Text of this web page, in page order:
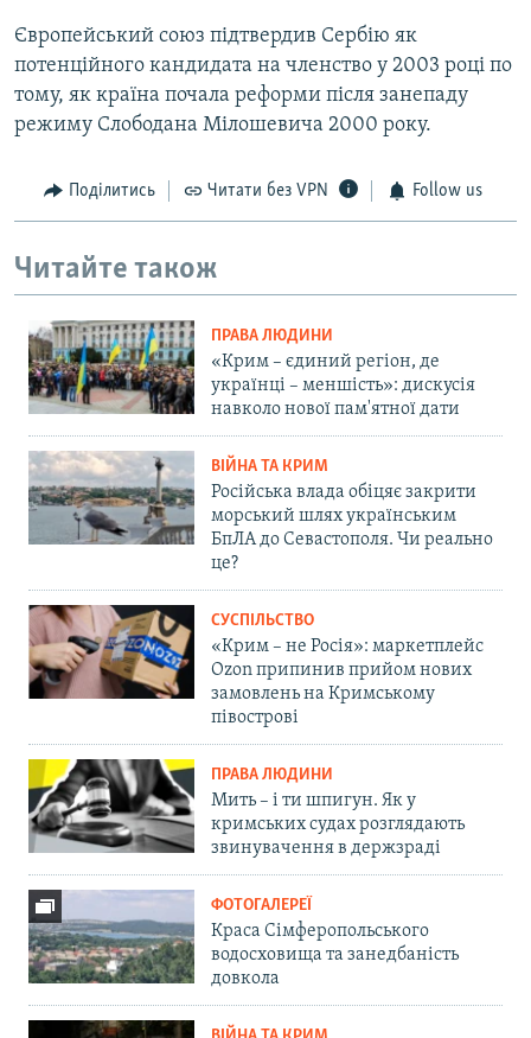
Європейський союз підтвердив Сербію як
потенційного кандидата на членство у 2003 році по
тому, як країна почала реформи після занепаду
режиму Слободана Мілошевича 2000 року.
Поділитись Читати без VPN Follow us
Читайте також
ПРАВА ЛЮДИНИ
«Крим – єдиний регіон, де
українці – меншість»: дискусія
навколо нової пам'ятної дати
ВІЙНА ТА КРИМ
Російська влада обіцяє закрити
морський шлях українським
БпЛА до Севастополя. Чи реально
це?
СУСПІЛЬСТВО
«Крим – не Росія»: маркетплейс
Ozon припинив прийом нових
замовлень на Кримському
півострові
ПРАВА ЛЮДИНИ
Мить – і ти шпигун. Як у
кримських судах розглядають
звинувачення в держзраді
ФОТОГАЛЕРЕЇ
Краса Сімферопольського
водосховища та занедбаність
довкола